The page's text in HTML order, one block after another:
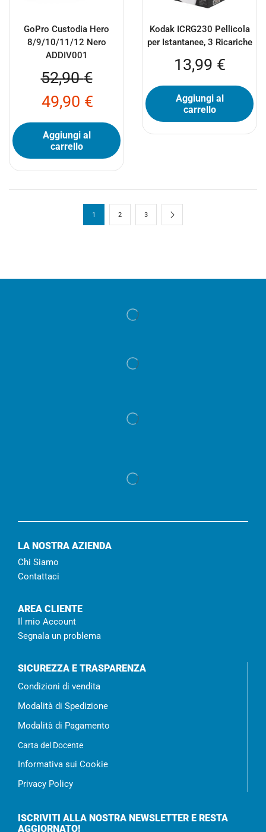
GoPro Custodia Hero
8/9/10/11/12 Nero
ADDIV001
52,90€
49,90 €
Aggiungi al
carrello
Kodak ICRG230 Pellicola
per Istantanee, 3 Ricariche
13,99 €
Aggiungi al
carrello
1 2 3
LA NOSTRA AZIENDA
Chi Siamo
Contattaci
AREA CLIENTE
Il mio Account
Segnala un problema
SICUREZZA E TRASPARENZA
Condizioni di vendita
Modalità di Spedizione
Modalità di Pagamento
Carta del Docente
Informativa sui Cookie
Privacy Policy
ISCRIVITI ALLA NOSTRA NEWSLETTER E RESTA
AGGIORNATO!